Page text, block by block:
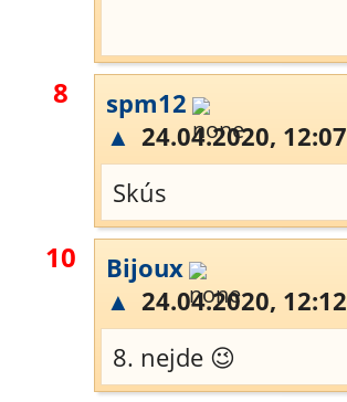
8
spm12
▲ 24.04.2020, 12:07
Skús
10
Bijoux
▲ 24.04.2020, 12:12
8. nejde 😉